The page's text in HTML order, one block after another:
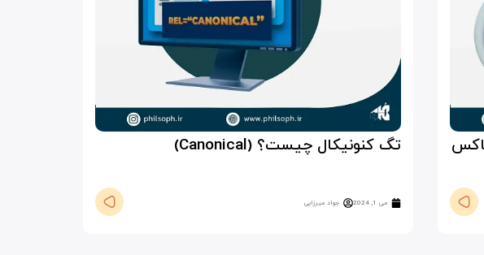
تگ کنونیکال چیست؟ (Canonical)
می 1, 2024 جواد میرزایی